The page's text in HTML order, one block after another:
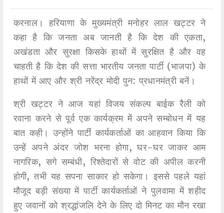
करनाल।
हरियाणा के मुख्यमंत्री मनोहर लाल खट्टर ने
कहा है कि जनता अब जानती है कि देश की एकता,
अखंडता और सुरक्षा किसके हाथों में सुरक्षित है और वह
चाहती है कि देश की सत्ता भारतीय जनता पार्टी (भाजपा) के
हाथों में आए और श्री नरेंद्र मोदी पुन: प्रधानमंत्री बनें।
श्री खट्टर ने आज यहां विजय संकल्प बाईक रैली को
रवाना करने से पूर्व एक कार्यक्रम में अपने सम्बोधन में यह
बात कही। उन्होंने पार्टी कार्यकर्ताओं का आहवान किया कि
उन्हें अपने अंदर जोश भरना होगा, घर-घर जाकर आम
नागरिक, सगे सम्बंधी, रिश्तेदारों से वोट की अपील करनी
होगी, तभी यह सपना साकार हो सकेगा। इससे पहले यहां
मौजूद बड़ी संख्या में पार्टी कार्यकर्ताओं ने पुलवामा में शहीद
हुए जवानों को श्रद्धांजलि देने के लिए दो मिनट का मौन रखा